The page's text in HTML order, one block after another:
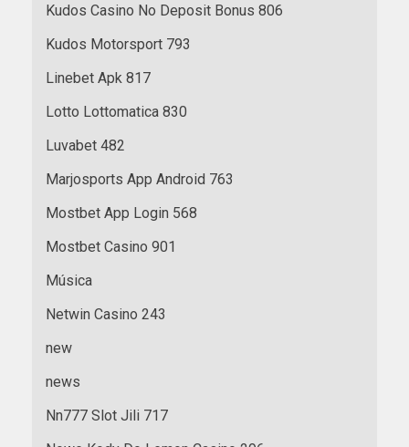
Kudos Casino No Deposit Bonus 806
Kudos Motorsport 793
Linebet Apk 817
Lotto Lottomatica 830
Luvabet 482
Marjosports App Android 763
Mostbet App Login 568
Mostbet Casino 901
Música
Netwin Casino 243
new
news
Nn777 Slot Jili 717